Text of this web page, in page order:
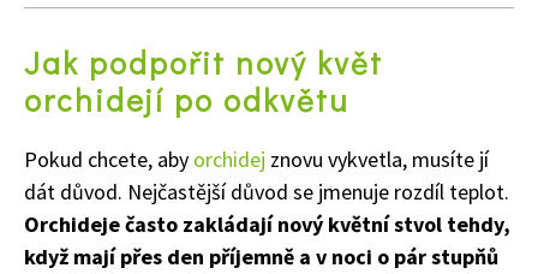
Jak podpořit nový květ
orchidejí po odkvětu
Pokud chcete, aby orchidej znovu vykvetla, musíte jí
dát důvod. Nejčastější důvod se jmenuje rozdíl teplot.
Orchideje často zakládají nový květní stvol tehdy,
když mají přes den příjemně a v noci o pár stupňů